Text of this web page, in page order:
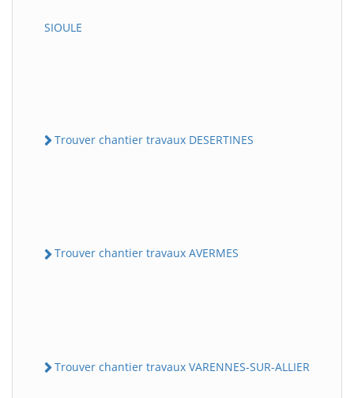
SIOULE
Trouver chantier travaux DESERTINES
Trouver chantier travaux AVERMES
Trouver chantier travaux VARENNES-SUR-ALLIER